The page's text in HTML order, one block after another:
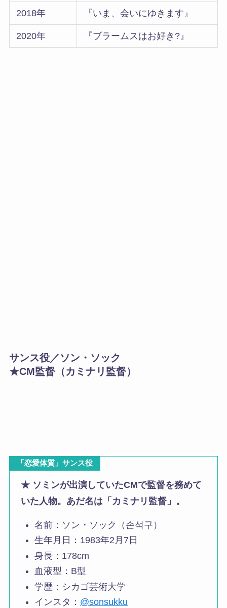
2018年 『いま、会いにゆきます』
2020年 『ブラームスはお好き?』
サンス役／ソン・ソック
★CM監督（カミナリ監督）
「恋愛体質」サンス役
★ ソミンが出演していたCMで監督を務めて
いた人物。あだ名は「カミナリ監督」。
名前：ソン・ソック（손석구）
生年月日：1983年2月7日
身長：178cm
血液型：B型
学歴：シカゴ芸術大学
インスタ： @sonsukku